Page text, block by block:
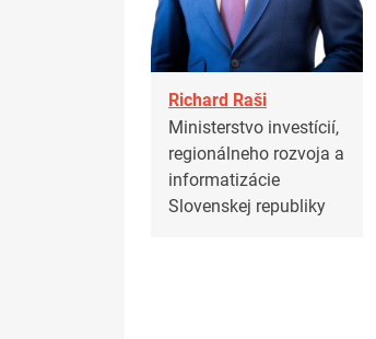
Richard Raši
Ministerstvo investícií,
regionálneho rozvoja a
informatizácie
Slovenskej republiky